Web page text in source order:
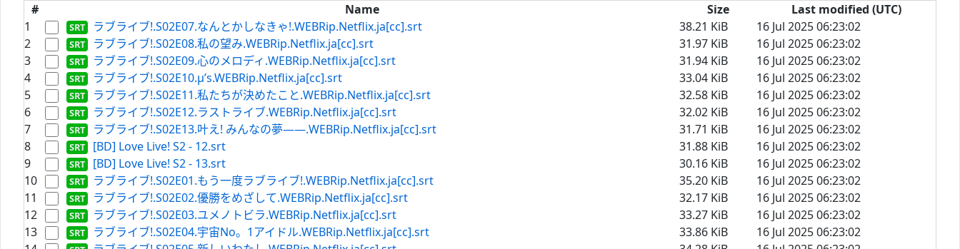
# Name Size
Last modified (UTC)
1
ラブライブ!.S02E07.なんとかしなきゃ!.WEBRip.Netflix.ja[cc].srt 38.21 KiB
16 Jul 2025 06:23:02
2
ラブライブ!.S02E08.私の望み.WEBRip.Netflix.ja[cc].srt 31.97 KiB
16 Jul 2025 06:23:02
3
ラブライブ!.S02E09.心のメロディ.WEBRip.Netflix.ja[cc].srt 31.94 KiB
16 Jul 2025 06:23:02
4
ラブライブ!.S02E10.μ’s.WEBRip.Netflix.ja[cc].srt 33.04 KiB
16 Jul 2025 06:23:02
5
ラブライブ!.S02E11.私たちが決めたこと.WEBRip.Netflix.ja[cc].srt 32.58 KiB
16 Jul 2025 06:23:02
6
ラブライブ!.S02E12.ラストライブ.WEBRip.Netflix.ja[cc].srt 32.02 KiB
16 Jul 2025 06:23:02
7
ラブライブ!.S02E13.叶え! みんなの夢――.WEBRip.Netflix.ja[cc].srt 31.71 KiB
16 Jul 2025 06:23:02
8
[BD] Love Live! S2 - 12.srt 31.88 KiB
16 Jul 2025 06:23:02
9
[BD] Love Live! S2 - 13.srt 30.16 KiB
16 Jul 2025 06:23:02
10
ラブライブ!.S02E01.もう一度ラブライブ!.WEBRip.Netflix.ja[cc].srt 35.20 KiB
16 Jul 2025 06:23:02
11
ラブライブ!.S02E02.優勝をめざして.WEBRip.Netflix.ja[cc].srt 32.17 KiB
16 Jul 2025 06:23:02
12
ラブライブ!.S02E03.ユメノトビラ.WEBRip.Netflix.ja[cc].srt 33.27 KiB
16 Jul 2025 06:23:02
13
ラブライブ!.S02E04.宇宙No。1アイドル.WEBRip.Netflix.ja[cc].srt 33.86 KiB
16 Jul 2025 06:23:02